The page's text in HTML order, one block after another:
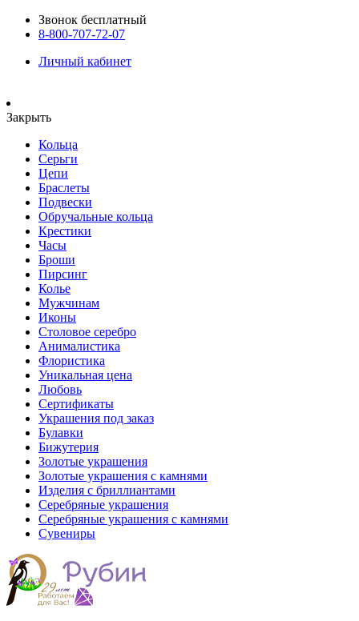
Звонок бесплатный
8-800-707-72-07
Личный кабинет
Закрыть
Кольца
Серьги
Цепи
Браслеты
Подвески
Обручальные кольца
Крестики
Часы
Броши
Пирсинг
Колье
Мужчинам
Иконы
Столовое серебро
Анималистика
Флористика
Уникальная цена
Любовь
Сертификаты
Украшения под заказ
Булавки
Бижутерия
Золотые украшения
Золотые украшения с камнями
Изделия с бриллиантами
Серебряные украшения
Серебряные украшения с камнями
Сувениры